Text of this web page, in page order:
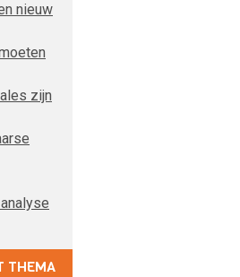
nieuw
zijn
THEMA